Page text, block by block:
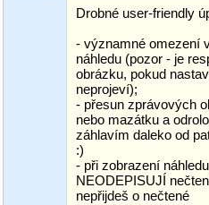
Drobné user-friendly
- významné omezení
náhledu (pozor - je
obrázku, pokud
neprojeví);
- přesun zprávových
nebo mazátku a
záhlavím daleko od
:)
- při zobrazení
NEODEPISUJÍ
nepřijdeš o nečtené